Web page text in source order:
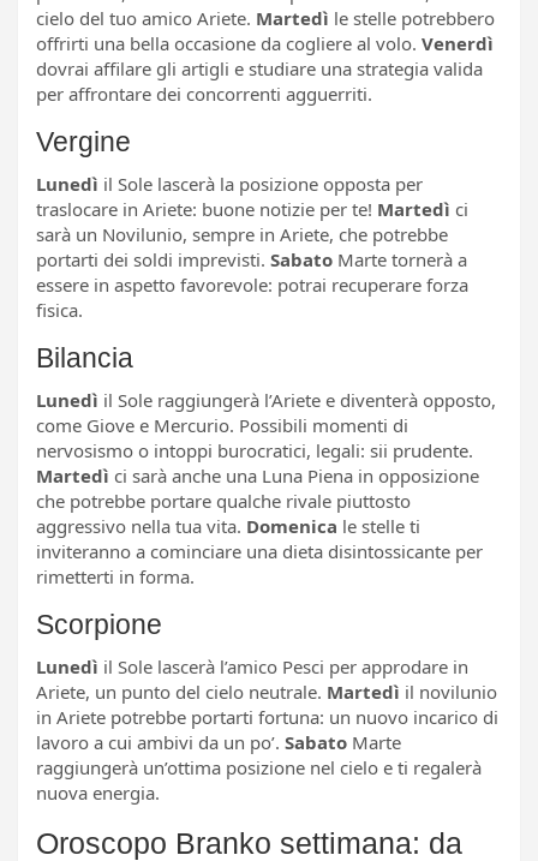
cielo del tuo amico Ariete. Martedì le stelle potrebbero
offrirti una bella occasione da cogliere al volo. Venerdì
dovrai affilare gli artigli e studiare una strategia valida
per affrontare dei concorrenti agguerriti.
Vergine
Lunedì il Sole lascerà la posizione opposta per
traslocare in Ariete: buone notizie per te! Martedì ci
sarà un Novilunio, sempre in Ariete, che potrebbe
portarti dei soldi imprevisti. Sabato Marte tornerà a
essere in aspetto favorevole: potrai recuperare forza
fisica.
Bilancia
Lunedì il Sole raggiungerà l’Ariete e diventerà opposto,
come Giove e Mercurio. Possibili momenti di
nervosismo o intoppi burocratici, legali: sii prudente.
Martedì ci sarà anche una Luna Piena in opposizione
che potrebbe portare qualche rivale piuttosto
aggressivo nella tua vita. Domenica le stelle ti
inviteranno a cominciare una dieta disintossicante per
rimetterti in forma.
Scorpione
Lunedì il Sole lascerà l’amico Pesci per approdare in
Ariete, un punto del cielo neutrale. Martedì il novilunio
in Ariete potrebbe portarti fortuna: un nuovo incarico di
lavoro a cui ambivi da un po’. Sabato Marte
raggiungerà un’ottima posizione nel cielo e ti regalerà
nuova energia.
Oroscopo Branko settimana: da